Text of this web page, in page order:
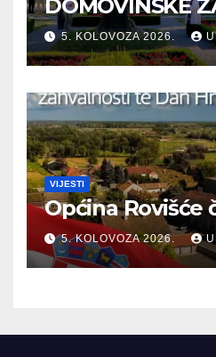
DOMOVINSKE
TE DAN
BRANITELJA
5. KOLOVOZA 2026.
VIJESTI
Općina Rovišće
5. KOLOVOZA 2026.